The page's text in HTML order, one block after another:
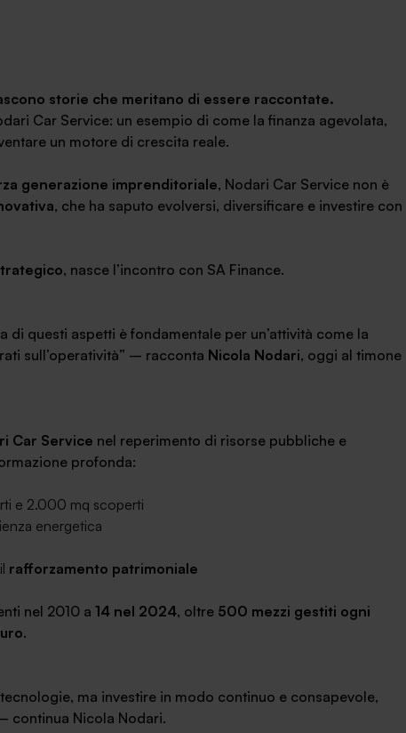
storie che meritano di essere raccontate.
Car Service: un esempio di come la finanza agevolata,
un motore di crescita reale.
generazione imprenditoriale, Nodari Car Service non è
, che ha saputo evolversi, diversificare e investire con
, nasce l’incontro con SA Finance.
di questi aspetti è fondamentale per un’attività come la
sull’operatività” – racconta Nicola Nodari, oggi al timone
Car Service nel reperimento di risorse pubbliche e
profonda:
e 2.000 mq scoperti
energetica
rafforzamento patrimoniale
nel 2010 a 14 nel 2024, oltre 500 mezzi gestiti ogni
.
ma investire in modo continuo e consapevole,
continua Nicola Nodari.